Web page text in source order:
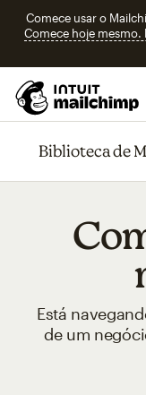
Comece usar o
Comece hoje mesmo.
Biblioteca de
Está
de um